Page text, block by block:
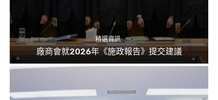
精選資訊
廠商會就2026年《施政報告》提交建議